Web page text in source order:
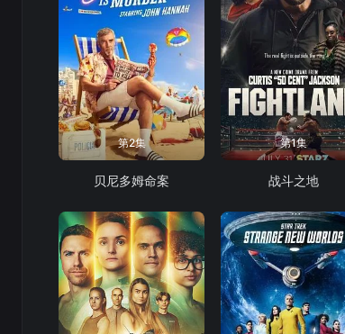
第2集
贝尼多姆命案
第1集
战斗之地